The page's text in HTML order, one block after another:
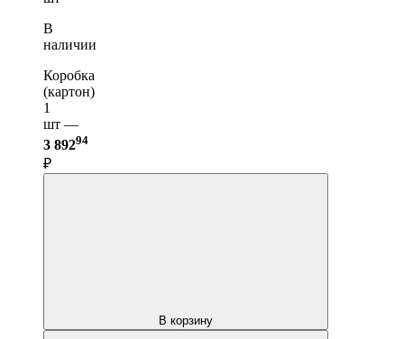
В
наличии
Коробка
(картон)
1
шт —
3 89294
₽
В корзину